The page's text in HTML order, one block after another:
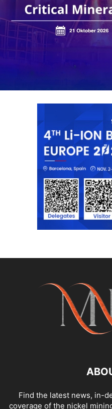
Find the latest news, in-
coverage of the nickel